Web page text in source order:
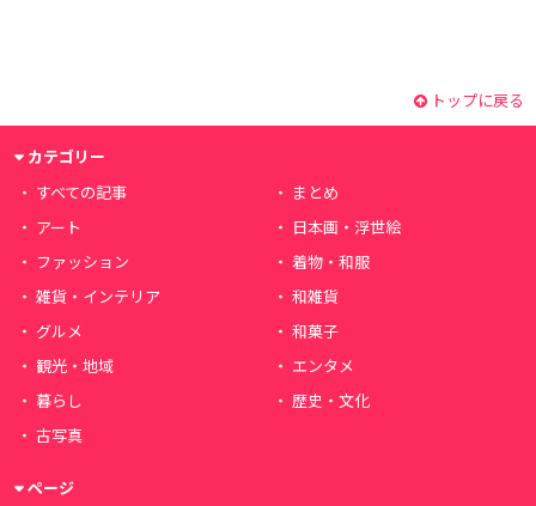
トップに戻る
カテゴリー
すべての記事
まとめ
アート
日本画・浮世絵
ファッション
着物・和服
雑貨・インテリア
和雑貨
グルメ
和菓子
観光・地域
エンタメ
暮らし
歴史・文化
古写真
ページ